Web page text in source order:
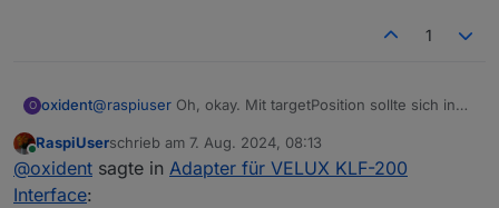
Ich bin / war der Meining, dass mit "targetPosition"
das Fenster bewegt wird ... da tut sich aber nix.
EDIT: ... ich werde erstmal die Doku. durchlesen
1
O oxident@raspiuser Oh, okay. Mit targetPosition sollte sich in
aber sicherlich etwas mit Deinem Problem zu tun.
Spontane Idee: Zurücksetzen und die Geräte neu an
der KLF anlernen. Sorry :-(
Online
RaspiUserschrieb am 7. Aug. 2024, 08:13
zuletzt editiert von
@oxident sagte in Adapter für VELUX KLF-200
Interface: